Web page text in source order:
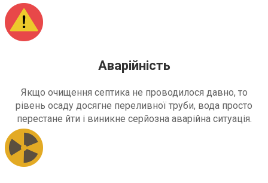
Аварійність
Якщо очищення септика не проводилося давно, то
рівень осаду досягне переливної труби, вода просто
перестане йти і виникне серйозна аварійна ситуація.